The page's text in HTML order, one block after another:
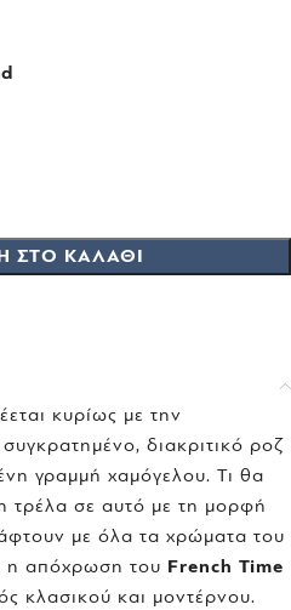
ΣΤΟ ΚΑΛΆΘΙ
κυρίως με την
διακριτικό ροζ
γραμμή χαμόγελου. Τι θα
τρέλα σε αυτό με τη μορφή
με όλα τα χρώματα του
η απόχρωση του French Time
κλασικού και μοντέρνου.